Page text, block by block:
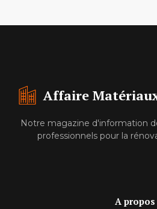
Affaire
Notre magazine d'information
professionnels pour la
A propos